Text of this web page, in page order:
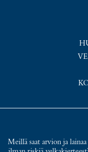
Meillä saat arvion ja